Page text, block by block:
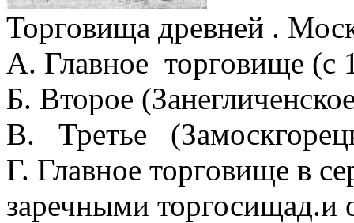
Торговища древней .
А. Главное торговище (с
Б. Второе
В. Третье
Г. Главное торговище в
заречными торгосищад.и